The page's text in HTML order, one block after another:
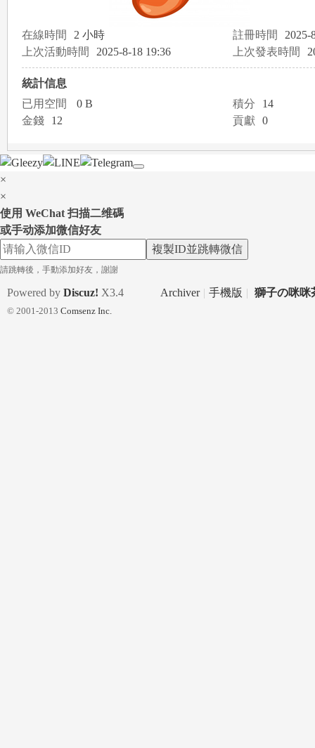
m
在線時間 2 小時 註冊時間
2025-
上次活動時間
2025-8-18 19:36 上次發表時間
統計信息
已用空間
0 B 積分
14
金錢
12 貢獻 0
×
×
使用 WeChat 扫描二维碼
或手动添加微信好友
複製ID並跳轉微信
請跳轉後，手動添加好友，謝謝
Archiver | 手機版 | 獅子の咪咪
Powered by Discuz! X3.4
© 2001-2013 Comsenz Inc.